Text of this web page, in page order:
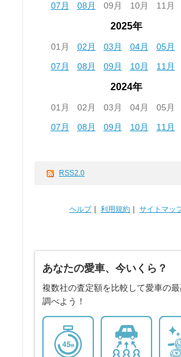
07月
08月 09月 10月 11月
2025年
01月 02月 03月 04月 05月
07月
08月 09月 10月 11月
2024年
01月 02月 03月 04月 05月
07月
08月 09月 10月 11月
RSS2.0
ヘルプ｜ 利用規約 サイトマッ
あなたの愛車、今いくら？
複数社の査定額を比較して愛車の
調べよう！